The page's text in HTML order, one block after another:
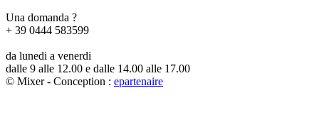
Una domanda ?
+ 39 0444 583599
da lunedi a venerdi
dalle 9 alle 12.00 e dalle 14.00 alle 17.00
© Mixer - Conception : epartenaire